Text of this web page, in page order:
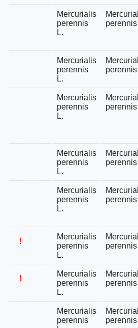
Mercurialis
perennis
L.
perennis
Mercurialis
perennis
L.
perennis
Mercurialis
perennis
L.
perennis
Mercurialis
perennis
L.
perennis
Mercurialis
perennis
L.
perennis
!
Mercurialis
perennis
L.
perennis
!
Mercurialis
perennis
L.
perennis
Mercurialis
perennis
perennis